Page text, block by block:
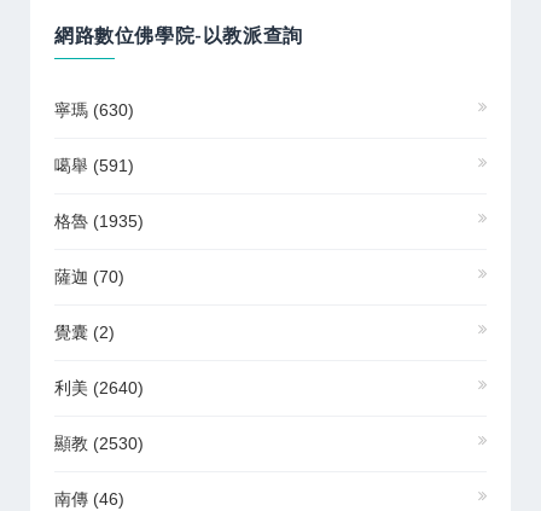
網路數位佛學院-以教派查詢
寧瑪 (630)
噶舉 (591)
格魯 (1935)
薩迦 (70)
覺囊 (2)
利美 (2640)
顯教 (2530)
南傳 (46)